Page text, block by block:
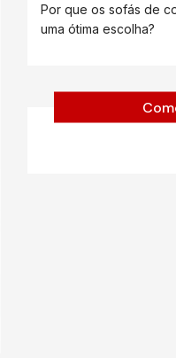
Por que os sofás de
uma ótima escolha?